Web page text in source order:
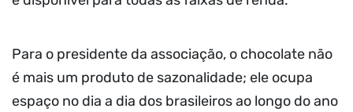
Para o presidente da associação, o chocolate não
é mais um produto de sazonalidade; ele ocupa
espaço no dia a dia dos brasileiros ao longo do ano